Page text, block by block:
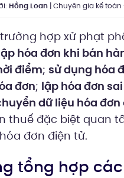
Hồng Loan | Chuyên gia kế
hợp xử phạt
hóa đơn khi bán
điểm; sử dụng hóa
đơn; lập hóa đơn
dữ liệu hóa
thuế đặc biệt quan
đơn điện tử.
tổng hợp